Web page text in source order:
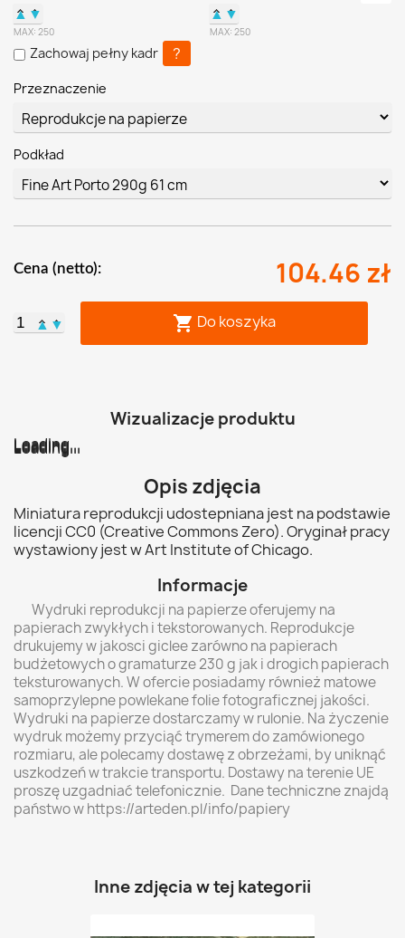
▲ ▼
MAX: 250
▲ ▼
MAX: 250
Zachowaj pełny kadr ?
Przeznaczenie
Podkład
Cena (netto): 104.46 zł
▲ ▼  Do koszyka
Wizualizacje produktu
Loading...
Loading...
Loading...
Loading...
Loading...
Loading...
Opis zdjęcia
Miniatura reprodukcji udostepniana jest na podstawie
licencji CC0 (Creative Commons Zero). Oryginał pracy
wystawiony jest w Art Institute of Chicago.
Informacje
Wydruki reprodukcji na papierze oferujemy na
papierach zwykłych i tekstorowanych. Reprodukcje
drukujemy w jakosci giclee zarówno na papierach
budżetowych o gramaturze 230 g jak i drogich papierach
teksturowanych. W ofercie posiadamy również matowe
samoprzylepne powlekane folie fotograficznej jakości.
Wydruki na papierze dostarczamy w rulonie. Na życzenie
wydruk możemy przyciąć trymerem do zamówionego
rozmiaru, ale polecamy dostawę z obrzeżami, by uniknąć
uszkodzeń w trakcie transportu. Dostawy na terenie UE
proszę uzgadniać telefonicznie. Dane techniczne znajdą
państwo w https://arteden.pl/info/papiery
Inne zdjęcia w tej kategorii